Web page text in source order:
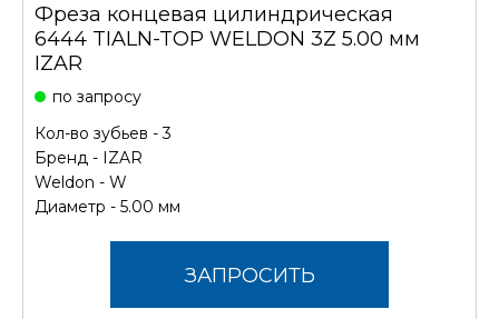
Фреза концевая цилиндрическая
6444 TIALN-TOP WELDON 3Z 5.00 мм
IZAR
по запросу
Кол-во зубьев - 3
Бренд - IZAR
Weldon - W
Диаметр - 5.00 мм
ЗАПРОСИТЬ